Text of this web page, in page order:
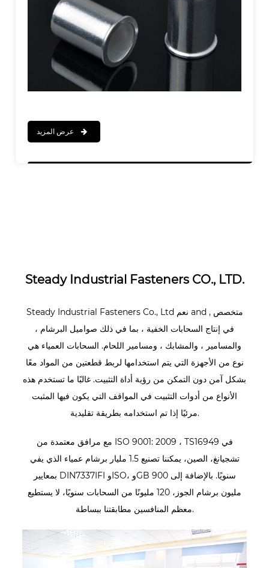
Steady Industrial Fasteners CO., LTD.
Steady Industrial Fasteners Co., Ltd and , متخصص
في إنتاج السحابات الخفية ، بما في ذلك صواميل البرشام ،
والمسامير ، والمشابك ، ومسامير اللحام. السحابات العمياء هي
نوع من الأجهزة التي يتم استخدامها لربط قطعتين من المواد معًا
بشكل آمن دون التمكن من رؤية أداة التثبيت. غالبًا ما تستخدم هذه
الأنواع من أدوات التثبيت في المواقف التي يكون فيها المثبت
مرئيًا إذا تم استخدامه بطريقة تقليدية.
مع مرافق معتمدة من ISO 9001: 2009 ، TS16949 في
تشجيانغ، الصين، يمكننا تصنيع 1.5 مليار برشام عمياء الذي يفي
بمعايير DIN7337IFI وISO، وGB سنويًا. بالإضافة إلى 900
مليون برشام الجوز، 120 مليونًا من السحابات سنويًا، لا يستطيع
معظم المنافسين مطابقتنا ببساطة.